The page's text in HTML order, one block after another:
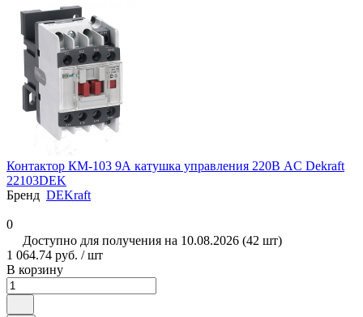
Контактор КМ-103 9А катушка управления 220В AC Dekraft
22103DEK
Бренд DEKraft
0
Доступно для получения на 10.08.2026 (42 шт)
1 064.74 руб. / шт
В корзину